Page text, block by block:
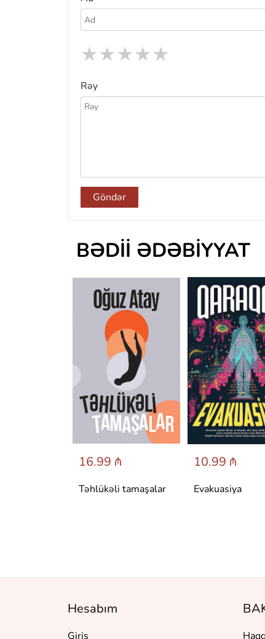
★
★
★
★
★
Rəy
Göndər
BƏDII ƏDƏBIYYAT
16.99 ₼
Təhlükəli tamaşalar
10.99 ₼
Evakuasiya
Hesabım
Giriş